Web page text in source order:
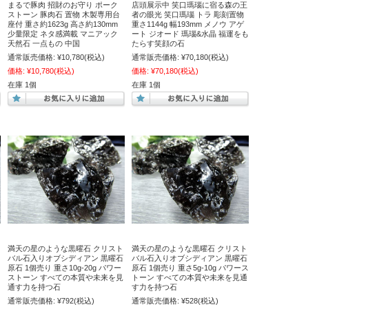
まるで豚肉 招財のお守り ポーク
ストーン 豚肉石 置物 木製専用台
座付 重さ約1623g 高さ約130mm
少量限定 ネタ感満載 マニアック
天然石 一点もの 中国
通常販売価格: ¥10,780(税込)
価格: ¥10,780(税込)
在庫 1個
店頭展示中 笑口瑪瑙に宿る森の王
者の眼光 笑口瑪瑙 トラ 彫刻置物
重さ1144g 幅193mm メノウ アゲ
ート ジオード 瑪瑙&水晶 福運をも
たらす笑顔の石
通常販売価格: ¥70,180(税込)
価格: ¥70,180(税込)
在庫 1個
満天の星のような黒曜石 クリスト
バル石入りオブシディアン 黒曜石
原石 1個売り 重さ10g-20g パワー
ストーン すべての本質や未来を見
通す力を持つ石
通常販売価格: ¥792(税込)
満天の星のような黒曜石 クリスト
バル石入りオブシディアン 黒曜石
原石 1個売り 重さ5g-10g パワース
トーン すべての本質や未来を見通
す力を持つ石
通常販売価格: ¥528(税込)